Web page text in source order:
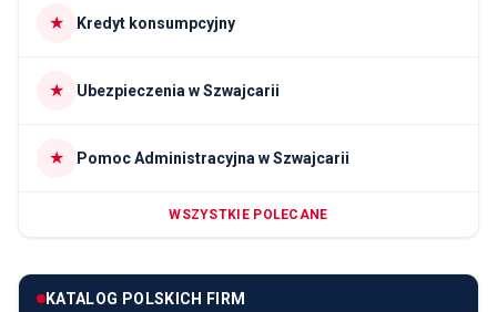
★ Kredyt konsumpcyjny
★ Ubezpieczenia w Szwajcarii
★ Pomoc Administracyjna w Szwajcarii
WSZYSTKIE POLECANE
KATALOG POLSKICH FIRM